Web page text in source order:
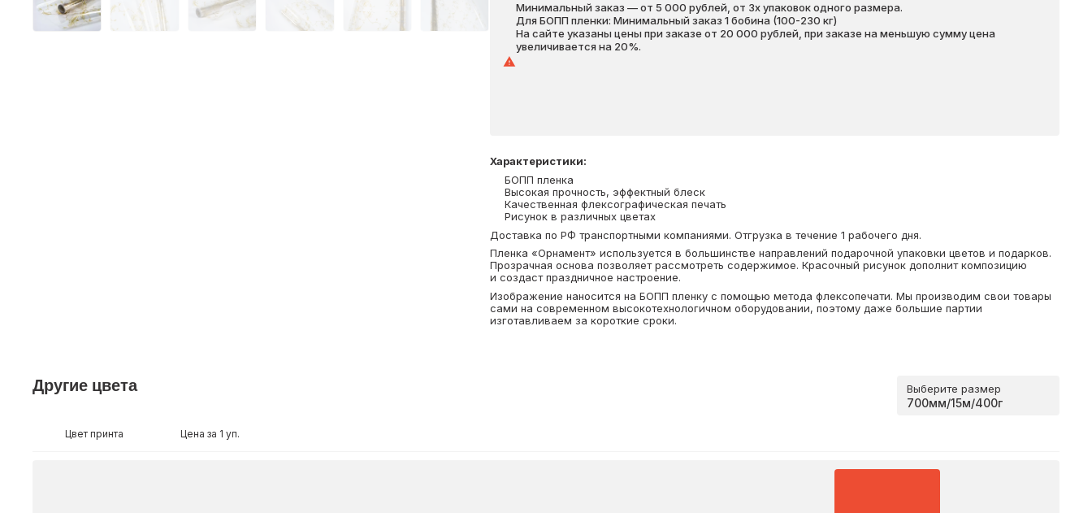
Минимальный заказ — от 5 000 рублей, от 3х упаковок одного размера.
Для БОПП пленки: Минимальный заказ 1 бобина (100-230 кг)
На сайте указаны цены при заказе от 20 000 рублей, при заказе на меньшую сумму цена
увеличивается на 20%.
Характеристики:
БОПП пленка
Высокая прочность, эффектный блеск
Качественная флексографическая печать
Рисунок в различных цветах
Доставка по РФ транспортными компаниями. Отгрузка в течение 1 рабочего дня.
Пленка «Орнамент» используется в большинстве направлений подарочной упаковки цветов и подарков.
Прозрачная основа позволяет рассмотреть содержимое. Красочный рисунок дополнит композицию
и создаст праздничное настроение.
Изображение наносится на БОПП пленку с помощью метода флексопечати. Мы производим свои товары
сами на современном высокотехнологичном оборудовании, поэтому даже большие партии
изготавливаем за короткие сроки.
Другие цвета Выберите размер
Цвет принта Цена за 1 уп.